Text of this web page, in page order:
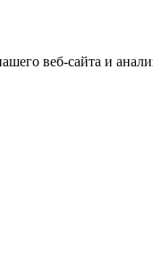
веб-сайта и